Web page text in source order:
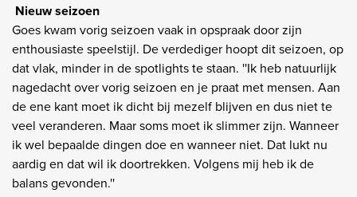
Nieuw seizoen
Goes kwam vorig seizoen vaak in opspraak door zijn
enthousiaste speelstijl. De verdediger hoopt dit seizoen, op
dat vlak, minder in de spotlights te staan. ''Ik heb natuurlijk
nagedacht over vorig seizoen en je praat met mensen. Aan
de ene kant moet ik dicht bij mezelf blijven en dus niet te
veel veranderen. Maar soms moet ik slimmer zijn. Wanneer
ik wel bepaalde dingen doe en wanneer niet. Dat lukt nu
aardig en dat wil ik doortrekken. Volgens mij heb ik de
balans gevonden.''